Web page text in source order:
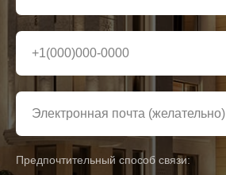
+1(000)000-0000
Электронная почта (желательно)
Предпочтительный способ связи: